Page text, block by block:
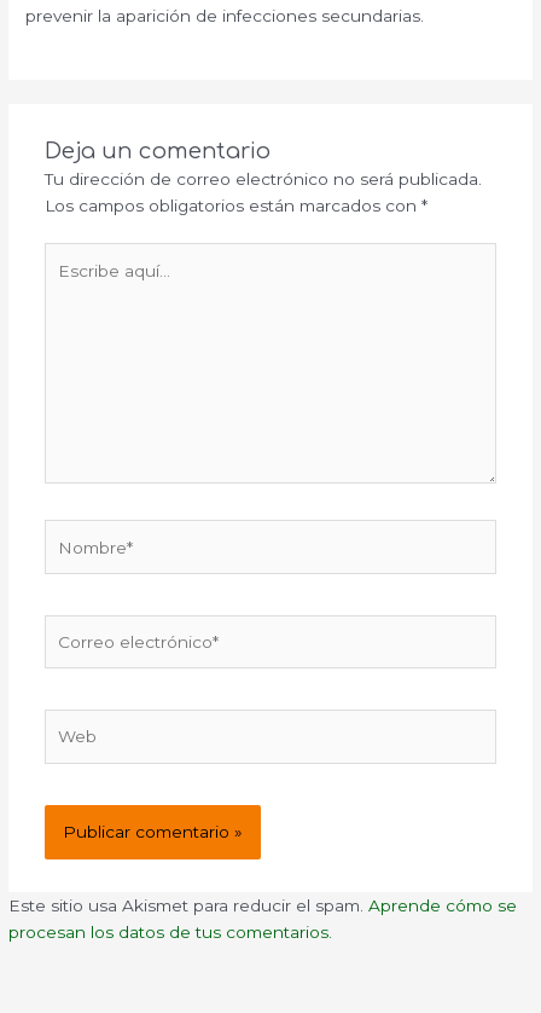
prevenir la aparición de infecciones secundarias.
Deja un comentario
Tu dirección de correo electrónico no será publicada.
Los campos obligatorios están marcados con *
aquí...
electrónico*
Este sitio usa Akismet para reducir el spam.Aprende cómo se
procesan los datos de tus comentarios.